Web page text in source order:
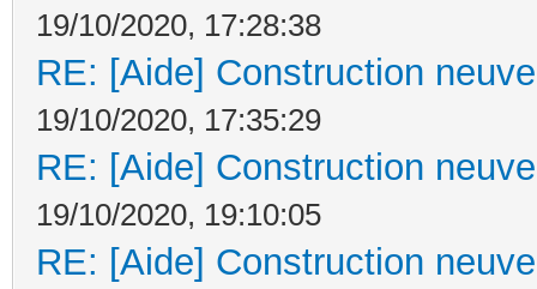
19/10/2020, 17:28:38
RE: [Aide] Construction
19/10/2020, 17:35:29
RE: [Aide] Construction
19/10/2020, 19:10:05
RE: [Aide] Construction